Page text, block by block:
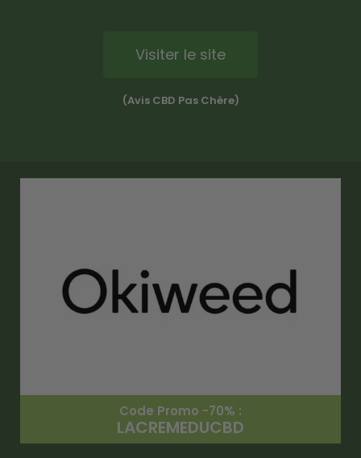
Visiter le site
(Avis CBD Pas Chère)
Code Promo -70% :
LACREMEDUCBD